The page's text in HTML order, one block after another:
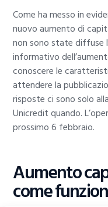
Come ha messo in
nuovo aumento di
non sono state diffuse
informativo
conoscere le
attendere la
risposte ci sono solo
Unicredit quando.
prossimo 6 febbraio.
Aumento
come